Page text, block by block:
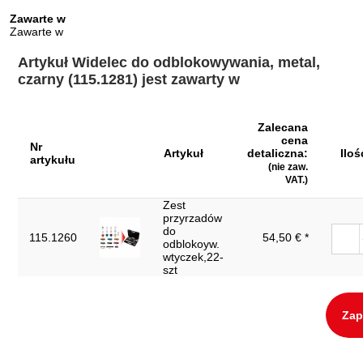
Kolor:
Szerokość opakowania mm:
12
Zawarte w
Zawarte w
Artykuł Widelec do odblokowywania, metal,
czarny (115.1281) jest zawarty w
Nr
artykułu
Artykuł
Zalecana
cena
detaliczna:
(nie zaw.
VAT.)
115.1260
Zest
przyrzadów
do
odblokoyw.
wtyczek,22-
szt
54,50 € *